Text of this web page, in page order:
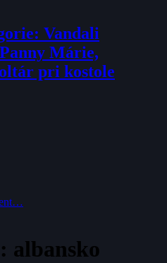
Vandali
Márie,
pri kostole
albansko